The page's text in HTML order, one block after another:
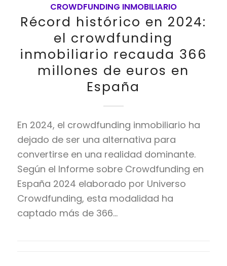
CROWDFUNDING INMOBILIARIO
Récord histórico en 2024:
el crowdfunding
inmobiliario recauda 366
millones de euros en
España
En 2024, el crowdfunding inmobiliario ha
dejado de ser una alternativa para
convertirse en una realidad dominante.
Según el Informe sobre Crowdfunding en
España 2024 elaborado por Universo
Crowdfunding, esta modalidad ha
captado más de 366…